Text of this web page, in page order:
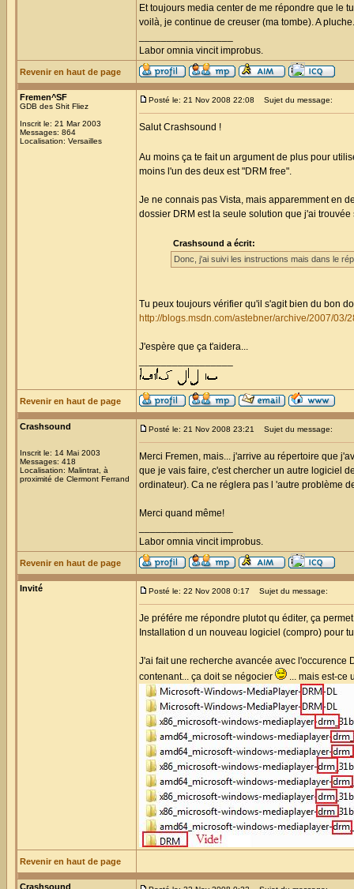
Et toujours media center de me répondre que le
voilà, je continue de creuser (ma tombe). A pluche.
Labor omnia vincit improbus.
Revenir en haut de page
Fremen^SF
GDB des Shit Fliez
Inscrit le: 21 Mar 2003
Messages: 864
Localisation: Versailles
Posté le: 21 Nov 2008 22:08 Sujet du message:
Salut Crashsound !
Au moins ça te fait un argument de plus pour
moins l'un des deux est "DRM free".
Je ne connais pas Vista, mais apparemment en
dossier DRM est la seule solution que j'ai trouvée
Crashsound a écrit:
Donc, j'ai suivi les instructions mais dans le
Tu peux toujours vérifier qu'il s'agit bien du bon
http://blogs.msdn.com/astebner/archive/2007/
J'espère que ça t'aidera...
Revenir en haut de page
Crashsound
Inscrit le: 14 Mai 2003
Messages: 418
Localisation: Malintrat, à
proximité de Clermont Ferrand
Posté le: 21 Nov 2008 23:21 Sujet du message:
Merci Fremen, mais... j'arrive au répertoire que
que je vais faire, c'est chercher un autre logiciel
ordinateur). Ca ne réglera pas l 'autre problème
Merci quand même!
Labor omnia vincit improbus.
Revenir en haut de page
Invité Posté le: 22 Nov 2008 0:17 Sujet du message:
Je préfére me répondre plutot qu éditer, ça
Installation d un nouveau logiciel (compro) pour
J'ai fait une recherche avancée avec l'occurence
contenant... ça doit se négocier
... mais est-ce
Revenir en haut de page
Crashsound